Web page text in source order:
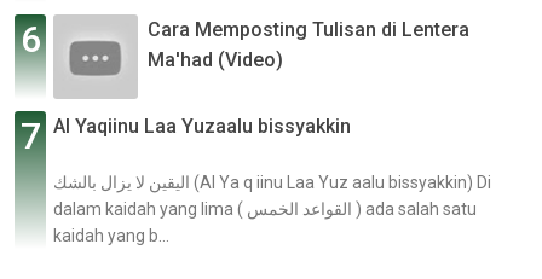
Cara Memposting Tulisan di Lentera
Ma'had (Video)
Al Yaqiinu Laa Yuzaalu bissyakkin
اليقين لا يزال بالشك (Al Ya q iinu Laa Yuz aalu bissyakkin) Di
dalam kaidah yang lima ( القواعد الخمس ) ada salah satu
kaidah yang b...